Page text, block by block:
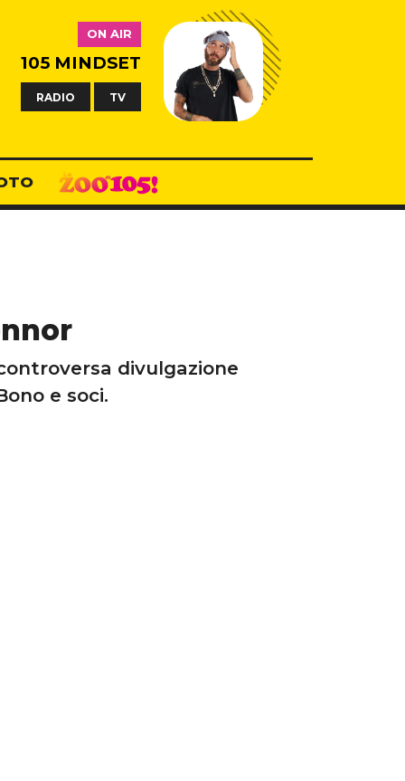
ON AIR
105 MINDSET
RADIO TV
divulgazione
e soci.